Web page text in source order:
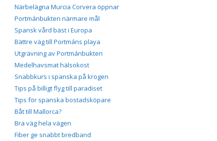
Närbelägna Murcia Corvera öppnar
Portmánbukten närmare mål
Spansk vård bäst i Europa
Bättre väg till Portmáns playa
Utgrävning av Portmánbukten
Medelhavsmat hälsokost
Snabbkurs i spanska på krogen
Tips på billigt flyg till paradiset
Tips för spanska bostadsköpare
Båt till Mallorca?
Bra väg hela vägen
Fiber ge snabbt bredband